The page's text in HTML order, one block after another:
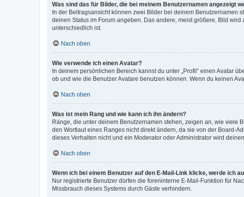
Was sind das für Bilder, die bei meinem Benutzernamen angezeigt
In der Beitragsansicht können zwei Bilder bei deinem Benutzernamen
deinen Status im Forum angeben. Das andere, meist größere, Bild
unterschiedlich ist.
Nach oben
Wie verwende ich einen Avatar?
In deinem persönlichen Bereich kannst du unter „Profil“ einen Avatar
ob und wie die Benutzer Avatare benutzen können. Wenn du keinen
Nach oben
Was ist mein Rang und wie kann ich ihn ändern?
Ränge, die unter deinem Benutzernamen stehen, zeigen an, wie viele
den Wortlaut eines Ranges nicht direkt ändern, da sie von der Board-
dieses Verhalten nicht und ein Moderator oder Administrator wird
Nach oben
Wenn ich bei einem Benutzer auf den E-Mail-Link klicke, werde ich
Nur registrierte Benutzer dürfen die foreninterne E-Mail-Funktion für
Missbrauch dieses Systems durch Gäste verhindern.